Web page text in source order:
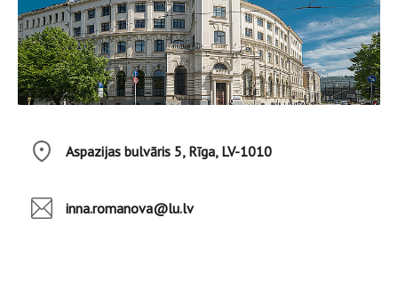
Aspazijas bulvāris 5, Rīga, LV-1010
inna.romanova@lu.lv